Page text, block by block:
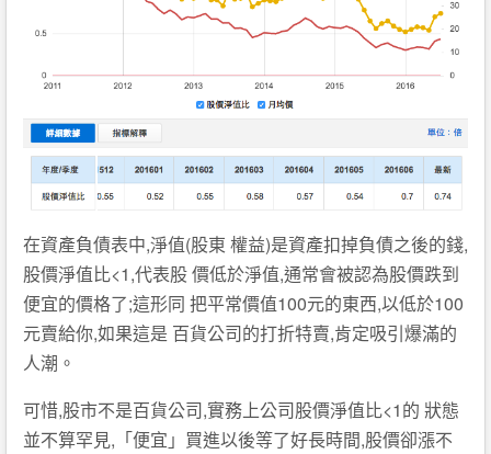
在資產負債表中,淨值(股東 權益)是資產扣掉負債之後的錢,
股價淨值比<1,代表股 價低於淨值,通常會被認為股價跌到
便宜的價格了;這形同 把平常價值100元的東西,以低於100
元賣給你,如果這是 百貨公司的打折特賣,肯定吸引爆滿的
人潮。
可惜,股市不是百貨公司,實務上公司股價淨值比<1的 狀態
並不算罕見,「便宜」買進以後等了好長時間,股價卻漲不